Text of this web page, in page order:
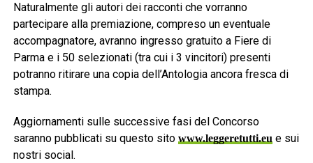
Naturalmente gli autori dei racconti che vorranno
partecipare alla premiazione, compreso un eventuale
accompagnatore, avranno ingresso gratuito a Fiere di
Parma e i 50 selezionati (tra cui i 3 vincitori) presenti
potranno ritirare una copia dell’Antologia ancora fresca di
stampa.
Aggiornamenti sulle successive fasi del Concorso
saranno pubblicati su questo sito www.leggeretutti.eue sui
nostri social.